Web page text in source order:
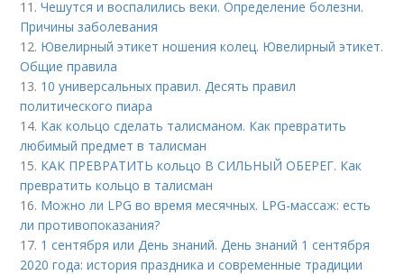
11.Чешутся и воспалились веки. Определение болезни.
Причины заболевания
12. Ювелирный этикет ношения колец. Ювелирный этикет.
Общие правила
13. 10 универсальных правил. Десять правил
политического пиара
14. Как кольцо сделать талисманом. Как превратить
любимый предмет в талисман
15. КАК ПРЕВРАТИТЬ кольцо В СИЛЬНЫЙ ОБЕРЕГ. Как
превратить кольцо в талисман
16. Можно ли LPG во время месячных. LPG-массаж: есть
ли противопоказания?
17. 1 сентября или День знаний. День знаний 1 сентября
2020 года: история праздника и современные традиции